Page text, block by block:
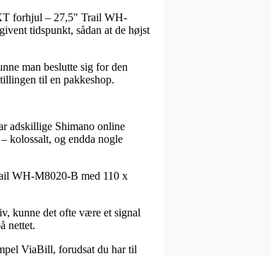
forhjul – 27,5" Trail WH-
tidspunkt, sådan at de højst
man beslutte sig for den
til en pakkeshop.
adskillige Shimano online
kolossalt, og endda nogle
WH-M8020-B med 110 x
kunne det ofte være et signal
nettet.
ViaBill, forudsat du har til